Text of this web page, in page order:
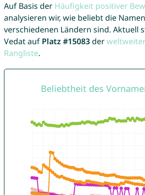
Auf Basis der Häufigkeit positiver
analysieren wir, wie beliebt die
verschiedenen Ländern sind. Aktuell
Vedat auf Platz #15083der
Rangliste.